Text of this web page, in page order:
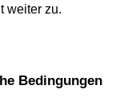
weiter zu.
Bedingungen